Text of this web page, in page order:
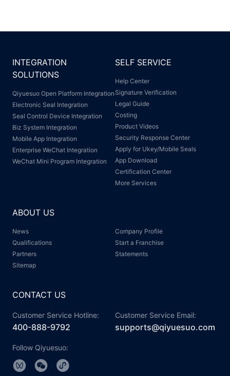
INTEGRATION
SOLUTIONS
Qiyuesuo Open Platform Integration
Electronic Seal Integration
Seal Control Device Integration
Biz System Integration
Mobile App Integration
Enterprise WeChat Integration
WeChat Mini Program Integration
SELF SERVICE
Help Center
Signature Verification
Legal Guide
Costing
Product Videos
Security Response Center
Apply for Ukey/Mobile Seals
App Download
Certification Center
More Services
ABOUT US
News
Company Profile
Qualifications
Start a Franchise
Partners
Statements
Sitemap
CONTACT US
Customer Service Hotline:
400-888-9792
Customer Service Email:
supports@qiyuesuo.com
Follow Qiyuesuo: